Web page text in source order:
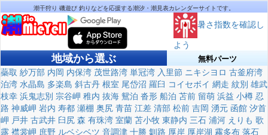
潮干狩り 磯遊び 釣りなどを応援する潮汐・潮見表カレンダーサイトです。
暑さ指数を確認し
よう
地域から選ぶ 無料パーツ
蘂取 紗万部 内岡 内保湾 茂世路湾 単冠湾 入里節 ニキシヨロ 古釜府湾
泊湾 水晶島 多楽島 斜古丹 根室 尾岱沼 羅臼 コイセボイ 網走 紋別 雄武
枝幸 浜鬼志別 宗谷岬 稚内 抜海 鴛泊 沓形 船泊 苫前 留萌 浜益 小樽 忍
路 神威岬 岩内 寿都 瀬棚 奥尻 青苗 江差 清部 松前 吉岡 湧元 函館 汐首
岬 戸井 古武井 臼尻 森 有珠湾 室蘭 苫小牧 東静内 三石 浦河 えりも 歌
露 襟裳岬 庶野 ルベシベツ 音調津 十勝 釧路 厚岸 厚岸湖 霧多布 落石